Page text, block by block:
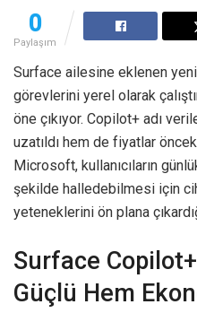
0
Paylaşım
Surface ailesine eklenen
görevlerini yerel olarak
öne çıkıyor. Copilot+ adı
uzatıldı hem de fiyatlar
Microsoft, kullanıcıların
şekilde halledebilmesi için
yeteneklerini ön plana
Surface
Güçlü Hem